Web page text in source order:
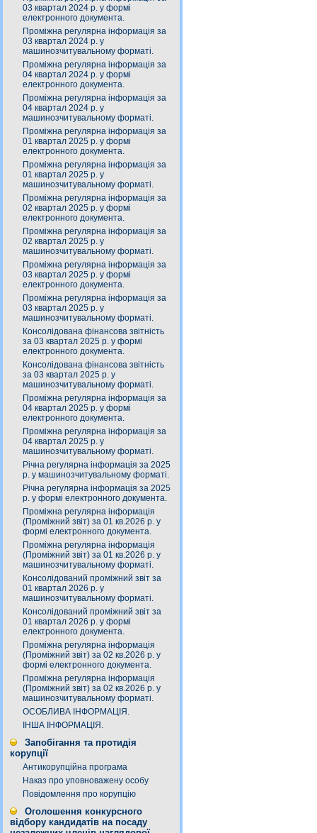
03 квартал 2024 р. у формі
електронного документа.
Проміжна регулярна інформація за
03 квартал 2024 р. у
машинозчитувальному форматі.
Проміжна регулярна інформація за
04 квартал 2024 р. у формі
електронного документа.
Проміжна регулярна інформація за
04 квартал 2024 р. у
машинозчитувальному форматі.
Проміжна регулярна інформація за
01 квартал 2025 р. у формі
електронного документа.
Проміжна регулярна інформація за
01 квартал 2025 р. у
машинозчитувальному форматі.
Проміжна регулярна інформація за
02 квартал 2025 р. у формі
електронного документа.
Проміжна регулярна інформація за
02 квартал 2025 р. у
машинозчитувальному форматі.
Проміжна регулярна інформація за
03 квартал 2025 р. у формі
електронного документа.
Проміжна регулярна інформація за
03 квартал 2025 р. у
машинозчитувальному форматі.
Консолідована фінансова звітність
за 03 квартал 2025 р. у формі
електронного документа.
Консолідована фінансова звітність
за 03 квартал 2025 р. у
машинозчитувальному форматі.
Проміжна регулярна інформація за
04 квартал 2025 р. у формі
електронного документа.
Проміжна регулярна інформація за
04 квартал 2025 р. у
машинозчитувальному форматі.
Річна регулярна інформація за 2025
р. у машинозчитувальному форматі.
Річна регулярна інформація за 2025
р. у формі електронного документа.
Проміжна регулярна інформація
(Проміжний звіт) за 01 кв.2026 р. у
формі електронного документа.
Проміжна регулярна інформація
(Проміжний звіт) за 01 кв.2026 р. у
машинозчитувальному форматі.
Консолідований проміжний звіт за
01 квартал 2026 р. у
машинозчитувальному форматі.
Консолідований проміжний звіт за
01 квартал 2026 р. у формі
електронного документа.
Проміжна регулярна інформація
(Проміжний звіт) за 02 кв.2026 р. у
формі електронного документа.
Проміжна регулярна інформація
(Проміжний звіт) за 02 кв.2026 р. у
машинозчитувальному форматі.
ОСОБЛИВА ІНФОРМАЦІЯ.
ІНША ІНФОРМАЦІЯ.
Запобігання та протидія
корупції
Антикорупційна програма
Наказ про уповноважену особу
Повідомлення про корупцію
Оголошення конкурсного
відбору кандидатів на посаду